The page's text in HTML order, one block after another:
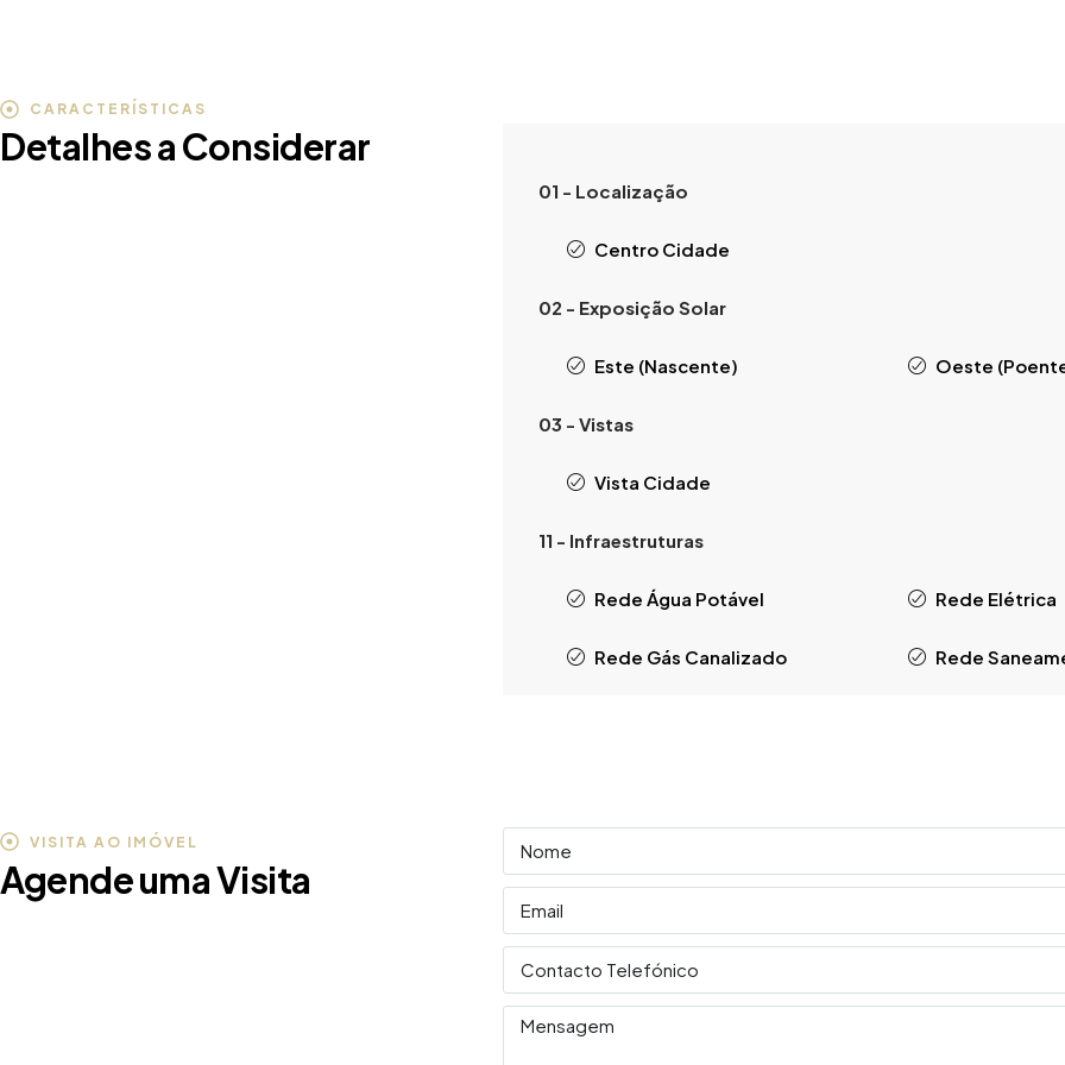
CARACTERÍSTICAS
Detalhes a Considerar
01 - Localização
Centro Cidade
02 - Exposição Solar
Este (Nascente) Oeste
03 - Vistas
Vista Cidade
11 - Infraestruturas
Rede Água Potável Rede Elétrica
Rede Gás Canalizado Rede
VISITA AO IMÓVEL
Agende uma Visita